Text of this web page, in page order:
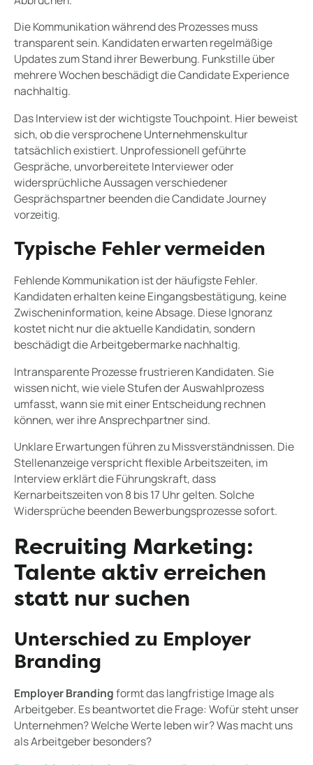
Die Kommunikation während des Prozesses muss
transparent sein. Kandidaten erwarten regelmäßige
Updates zum Stand ihrer Bewerbung. Funkstille über
mehrere Wochen beschädigt die Candidate Experience
nachhaltig.
Das Interview ist der wichtigste Touchpoint. Hier beweist
sich, ob die versprochene Unternehmenskultur
tatsächlich existiert. Unprofessionell geführte
Gespräche, unvorbereitete Interviewer oder
widersprüchliche Aussagen verschiedener
Gesprächspartner beenden die Candidate Journey
vorzeitig.
Typische Fehler vermeiden
Fehlende Kommunikation ist der häufigste Fehler.
Kandidaten erhalten keine Eingangsbestätigung, keine
Zwischeninformation, keine Absage. Diese Ignoranz
kostet nicht nur die aktuelle Kandidatin, sondern
beschädigt die Arbeitgebermarke nachhaltig.
Intransparente Prozesse frustrieren Kandidaten. Sie
wissen nicht, wie viele Stufen der Auswahlprozess
umfasst, wann sie mit einer Entscheidung rechnen
können, wer ihre Ansprechpartner sind.
Unklare Erwartungen führen zu Missverständnissen. Die
Stellenanzeige verspricht flexible Arbeitszeiten, im
Interview erklärt die Führungskraft, dass
Kernarbeitszeiten von 8 bis 17 Uhr gelten. Solche
Widersprüche beenden Bewerbungsprozesse sofort.
Recruiting Marketing:
Talente aktiv erreichen
statt nur suchen
Unterschied zu Employer
Branding
Employer Brandingformt das langfristige Image als
Arbeitgeber. Es beantwortet die Frage: Wofür steht unser
Unternehmen? Welche Werte leben wir? Was macht uns
als Arbeitgeber besonders?